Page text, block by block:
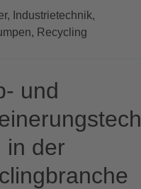
Industrietechnik,
Recycling
und
in der